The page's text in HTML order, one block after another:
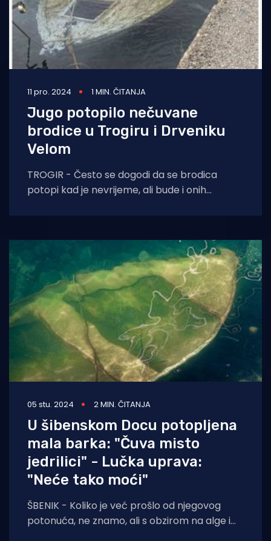
11 pro. 2024 1 MIN. ČITANJA
Jugo potopilo nečuvane
brodice u Trogiru i Drveniku
Velom
TROGIR - Često se dogodi da se brodica
potopi kad je nevrijeme, ali bude i onih
05 stu. 2024 2 MIN. ČITANJA
U šibenskom Docu potopljena
mala barka: "Čuva misto
jedrilici" - Lučka uprava:
"Neće tako moći"
ŠBENIK - Koliko je već prošlo od njegovog
potonuća, ne znamo, ali s obzirom na alge i